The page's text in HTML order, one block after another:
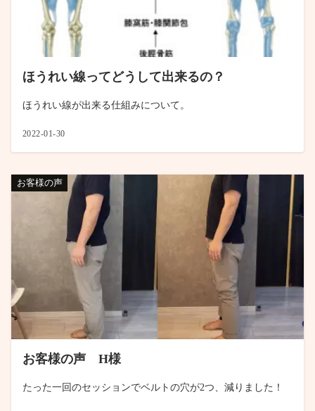
ほうれい線ってどうして出来るの？
ほうれい線が出来る仕組みについて。
2022-01-30
お客様の声
お客様の声 H様
たった一回のセッションでベルトの穴が2つ、減りました！